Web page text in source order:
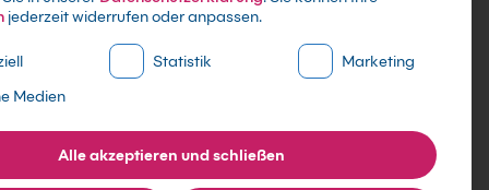
jederzeit widerrufen oder anpassen.
Liste der Service-Gruppen, für die eine Einwilligung
Statistik
Marketing
Medien
Alle akzeptieren und schließen